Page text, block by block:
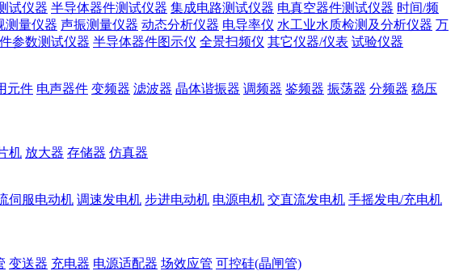
试仪器 半导体器件测试仪器 集成电路测试仪器 电真空器件测试仪器 时间/频
测量仪器 声振测量仪器 动态分析仪器 电导率仪 水工业水质检测及分析仪器 万
参数测试仪器 半导体器件图示仪 全景扫频仪 其它仪器/仪表 试验仪器
元件 电声器件 变频器 滤波器 晶体谐振器 调频器 鉴频器 振荡器 分频器 稳压
机 放大器 存储器 仿真器
伺服电动机 调速发电机 步进电动机 电源电机 交直流发电机 手摇发电/充电机
变送器 充电器 电源适配器 场效应管 可控硅(晶闸管)